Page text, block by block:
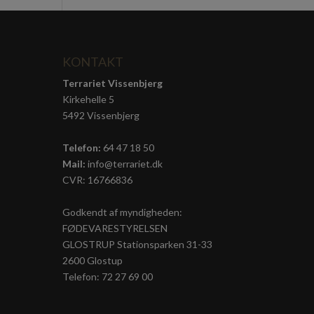
KONTAKT
Terrariet Vissenbjerg
Kirkehelle 5
5492 Vissenbjerg
Telefon: 64 47 18 50
Mail: info@terrariet.dk
CVR: 16766836
Godkendt af myndigheden:
FØDEVARESTYRELSEN
GLOSTRUP Stationsparken 31-33
2600 Glostup
Telefon: 72 27 69 00